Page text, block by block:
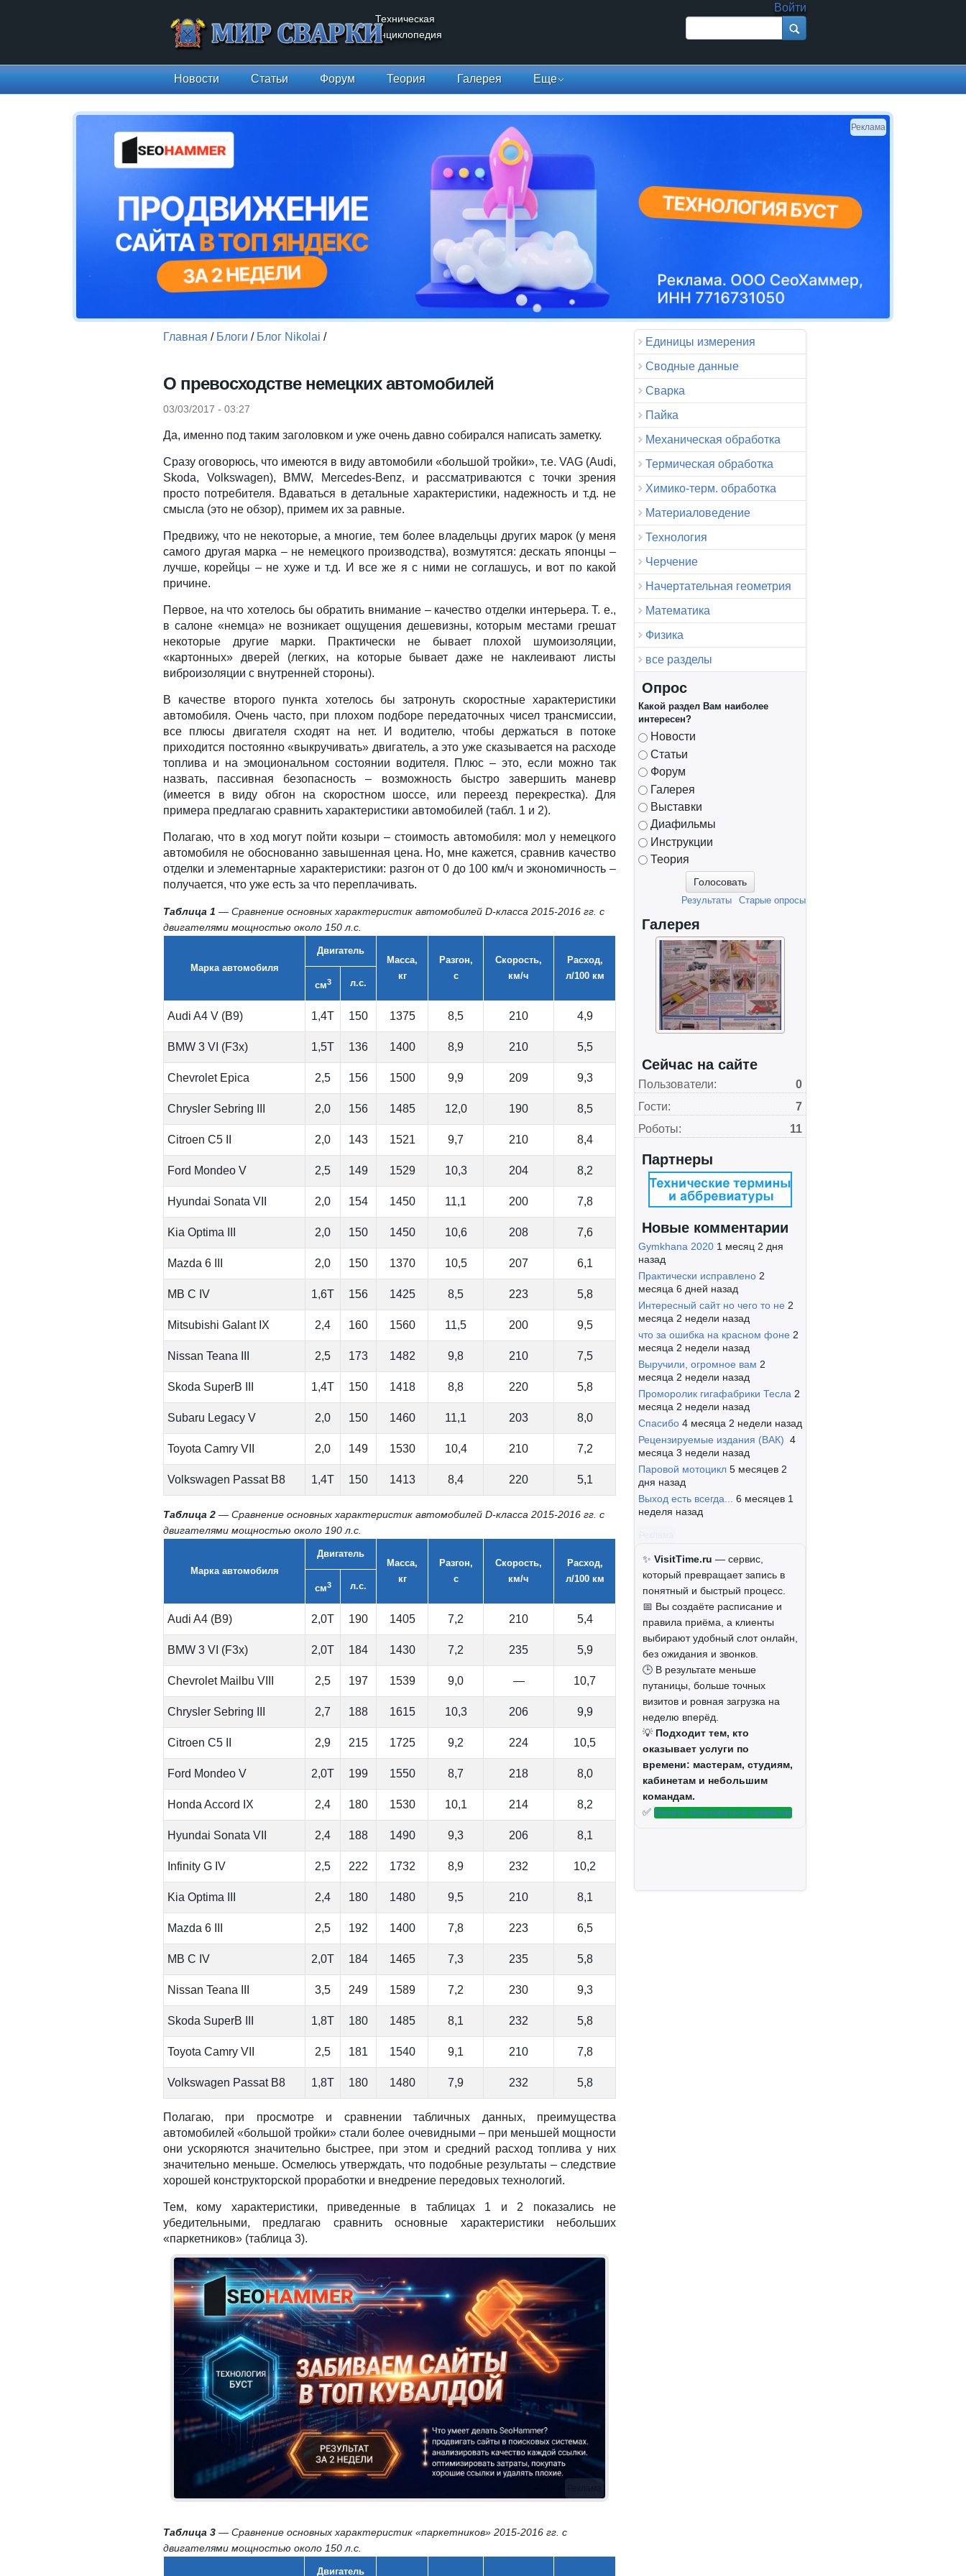
Техническая
энциклопедия
Войти
Форма поиска
Новости Статьи Форум Теория Галерея Еще
Реклама
Главная / Блоги / Блог Nikolai /
О превосходстве немецких автомобилей
03/03/2017 - 03:27
Да, именно под таким заголовком и уже очень давно собирался написать заметку.
Сразу оговорюсь, что имеются в виду автомобили «большой тройки», т.е. VAG (Audi,
Skoda, Volkswagen), BMW, Mercedes-Benz, и рассматриваются с точки зрения
просто потребителя. Вдаваться в детальные характеристики, надежность и т.д. не
смысла (это не обзор), примем их за равные.
Предвижу, что не некоторые, а многие, тем более владельцы других марок (у меня
самого другая марка – не немецкого производства), возмутятся: дескать японцы –
лучше, корейцы – не хуже и т.д. И все же я с ними не соглашусь, и вот по какой
причине.
Первое, на что хотелось бы обратить внимание – качество отделки интерьера. Т. е.,
в салоне «немца» не возникает ощущения дешевизны, которым местами грешат
некоторые другие марки. Практически не бывает плохой шумоизоляции,
«картонных» дверей (легких, на которые бывает даже не наклеивают листы
виброизоляции с внутренней стороны).
В качестве второго пункта хотелось бы затронуть скоростные характеристики
автомобиля. Очень часто, при плохом подборе передаточных чисел трансмиссии,
все плюсы двигателя сходят на нет. И водителю, чтобы держаться в потоке
приходится постоянно «выкручивать» двигатель, а это уже сказывается на расходе
топлива и на эмоциональном состоянии водителя. Плюс – это, если можно так
назвать, пассивная безопасность – возможность быстро завершить маневр
(имеется в виду обгон на скоростном шоссе, или переезд перекрестка). Для
примера предлагаю сравнить характеристики автомобилей (табл. 1 и 2).
Полагаю, что в ход могут пойти козыри – стоимость автомобиля: мол у немецкого
автомобиля не обоснованно завышенная цена. Но, мне кажется, сравнив качество
отделки и элементарные характеристики: разгон от 0 до 100 км/ч и экономичность –
получается, что уже есть за что переплачивать.
Таблица 1 — Сравнение основных характеристик автомобилей D-класса 2015-2016 гг. с
двигателями мощностью около 150 л.с.
Марка автомобиля
Двигатель
Масса,
кг
Разгон,
с
Скорость,
км/ч
Расход,
л/100 км
см3 л.с.
Audi A4 V (B9) 1,4Т 150 1375 8,5 210 4,9
BMW 3 VI (F3x) 1,5Т 136 1400 8,9 210 5,5
Chevrolet Epica 2,5 156 1500 9,9 209 9,3
Chrysler Sebring III 2,0 156 1485 12,0 190 8,5
Citroen C5 II 2,0 143 1521 9,7 210 8,4
Ford Mondeo V 2,5 149 1529 10,3 204 8,2
Hyundai Sonata VII 2,0 154 1450 11,1 200 7,8
Kia Optima III 2,0 150 1450 10,6 208 7,6
Mazda 6 III 2,0 150 1370 10,5 207 6,1
MB C IV 1,6Т 156 1425 8,5 223 5,8
Mitsubishi Galant IX 2,4 160 1560 11,5 200 9,5
Nissan Teana III 2,5 173 1482 9,8 210 7,5
Skoda SuperB III 1,4Т 150 1418 8,8 220 5,8
Subaru Legacy V 2,0 150 1460 11,1 203 8,0
Toyota Camry VII 2,0 149 1530 10,4 210 7,2
Volkswagen Passat B8 1,4Т 150 1413 8,4 220 5,1
Таблица 2 — Сравнение основных характеристик автомобилей D-класса 2015-2016 гг. с
двигателями мощностью около 190 л.с.
Марка автомобиля
Двигатель
Масса,
кг
Разгон,
с
Скорость,
км/ч
Расход,
л/100 км
см3 л.с.
Audi A4 (B9) 2,0Т 190 1405 7,2 210 5,4
BMW 3 VI (F3x) 2,0Т 184 1430 7,2 235 5,9
Chevrolet Mailbu VIII 2,5 197 1539 9,0 — 10,7
Chrysler Sebring III 2,7 188 1615 10,3 206 9,9
Citroen C5 II 2,9 215 1725 9,2 224 10,5
Ford Mondeo V 2,0Т 199 1550 8,7 218 8,0
Honda Accord IX 2,4 180 1530 10,1 214 8,2
Hyundai Sonata VII 2,4 188 1490 9,3 206 8,1
Infinity G IV 2,5 222 1732 8,9 232 10,2
Kia Optima III 2,4 180 1480 9,5 210 8,1
Mazda 6 III 2,5 192 1400 7,8 223 6,5
MB C IV 2,0Т 184 1465 7,3 235 5,8
Nissan Teana III 3,5 249 1589 7,2 230 9,3
Skoda SuperB III 1,8Т 180 1485 8,1 232 5,8
Toyota Camry VII 2,5 181 1540 9,1 210 7,8
Volkswagen Passat B8 1,8Т 180 1480 7,9 232 5,8
Полагаю, при просмотре и сравнении табличных данных, преимущества
автомобилей «большой тройки» стали более очевидными – при меньшей мощности
они ускоряются значительно быстрее, при этом и средний расход топлива у них
значительно меньше. Осмелюсь утверждать, что подобные результаты – следствие
хорошей конструкторской проработки и внедрение передовых технологий.
Тем, кому характеристики, приведенные в таблицах 1 и 2 показались не
убедительными, предлагаю сравнить основные характеристики небольших
«паркетников» (таблица 3).
Таблица 3 — Сравнение основных характеристик «паркетников» 2015-2016 гг. с
двигателями мощностью около 150 л.с.
Двигатель
Единицы измерения
Сводные данные
Сварка
Пайка
Механическая обработка
Термическая обработка
Химико-терм. обработка
Материаловедение
Технология
Черчение
Начертательная геометрия
Математика
Физика
все разделы
Опрос
Какой раздел Вам наиболее
интересен?
Варианты
Новости
Статьи
Форум
Галерея
Выставки
Диафильмы
Инструкции
Теория
Старые опросы
Результаты
Галерея
Сейчас на сайте
Пользователи:
0
Гости:
7
Роботы:
11
Партнеры
Новые комментарии
Gymkhana 2020 1 месяц 2 дня
назад
Практически исправлено 2
месяца 6 дней назад
Интересный сайт но чего то не 2
месяца 2 недели назад
что за ошибка на красном фоне 2
месяца 2 недели назад
Выручили, огромное вам 2
месяца 2 недели назад
Проморолик гигафабрики Тесла 2
месяца 2 недели назад
Спасибо 4 месяца 2 недели назад
Рецензируемые издания (ВАК) 4
месяца 3 недели назад
Паровой мотоцикл 5 месяцев 2
дня назад
Выход есть всегда...
6 месяцев 1
неделя назад
✨ VisitTime.ru — сервис,
который превращает запись в
понятный и быстрый процесс.
📅 Вы создаёте расписание и
правила приёма, а клиенты
выбирают удобный слот онлайн,
без ожидания и звонков.
🕒 В результате меньше
путаницы, больше точных
визитов и ровная загрузка на
неделю вперёд.
💡 Подходит тем, кто
оказывает услуги по
времени: мастерам, студиям,
кабинетам и небольшим
командам.
✅ Начать пользоваться сервисом